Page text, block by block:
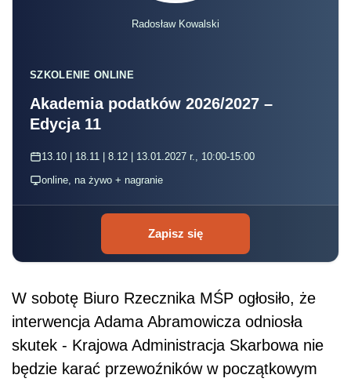
Radosław Kowalski
SZKOLENIE ONLINE
Akademia podatków 2026/2027 –
Edycja 11
13.10 | 18.11 | 8.12 | 13.01.2027 r., 10:00-15:00
online, na żywo + nagranie
Zapisz się
W sobotę Biuro Rzecznika MŚP ogłosiło, że
interwencja Adama Abramowicza odniosła
skutek - Krajowa Administracja Skarbowa nie
będzie karać przewoźników w początkowym